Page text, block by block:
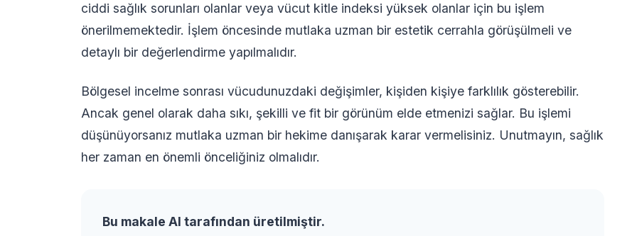
ciddi sağlık sorunları olanlar veya vücut kitle indeksi yüksek olanlar için bu işlem
önerilmemektedir. İşlem öncesinde mutlaka uzman bir estetik cerrahla görüşülmeli ve
detaylı bir değerlendirme yapılmalıdır.
Bölgesel incelme sonrası vücudunuzdaki değişimler, kişiden kişiye farklılık gösterebilir.
Ancak genel olarak daha sıkı, şekilli ve fit bir görünüm elde etmenizi sağlar. Bu işlemi
düşünüyorsanız mutlaka uzman bir hekime danışarak karar vermelisiniz. Unutmayın, sağlık
her zaman en önemli önceliğiniz olmalıdır.
Bu makale AI tarafından üretilmiştir.